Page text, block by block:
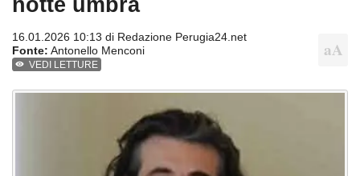
16.01.2026 10:13 di Redazione Perugia24.net
Fonte: Antonello Menconi
VEDI LETTURE